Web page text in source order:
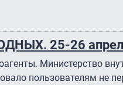
25-26
Министерство
пользователям не